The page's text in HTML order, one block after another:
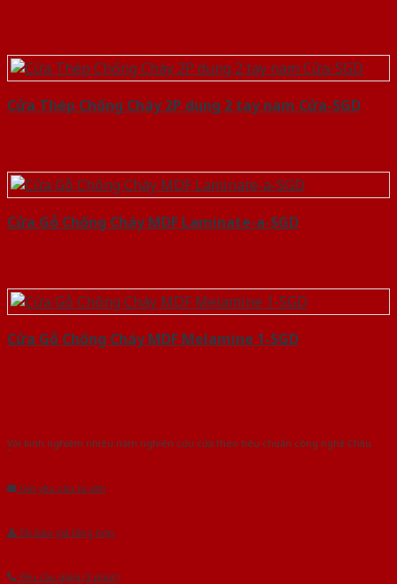
Cửa Thép Chống Cháy 2P dung 2 tay nam Cửa-SGD
Cửa Gỗ Chống Cháy MDF Laminate-a-SGD
Cửa Gỗ Chống Cháy MDF Melamine 1-SGD
Với kinh nghiệm nhiêu năm nghiên cứu cửa theo tiêu chuẩn công nghệ Châu
Gửi yêu cầu tư vấn
Tải báo giá tổng hợp
Yêu cầu gọi lại (3 phút)